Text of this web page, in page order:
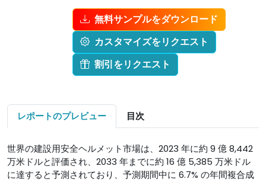
無料サンプルをダウンロード
カスタマイズをリクエスト
割引をリクエスト
レポートのプレビュー 目次
世界の建設用安全ヘルメット市場は、2023 年に約 9 億 8,442
万米ドルと評価され、2033 年までに約 16 億 5,385 万米ドル
に達すると予測されており、予測期間中に 6.7% の年間複合成